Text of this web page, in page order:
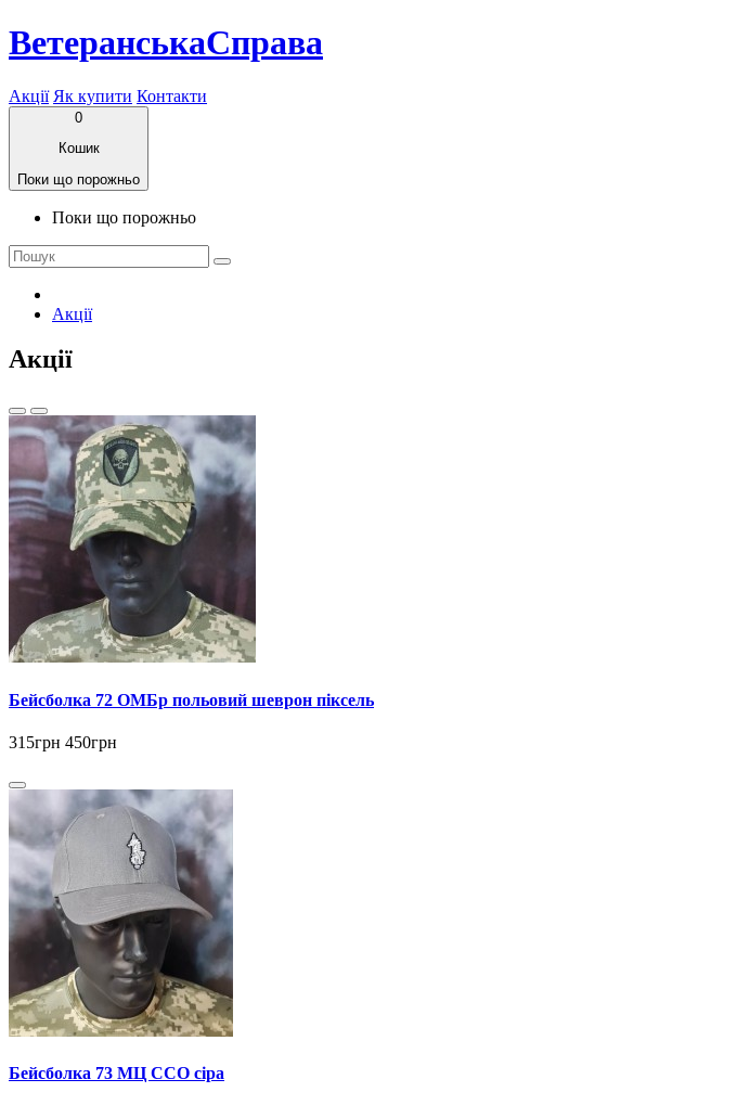
ВетеранськаСправа
Акції Як купити Контакти
0
Кошик
Поки що порожньо
Поки що порожньо
Акції
Акції
Бейсболка 72 ОМБр польовий шеврон піксель
315грн 450грн
Бейсболка 73 МЦ ССО сіра